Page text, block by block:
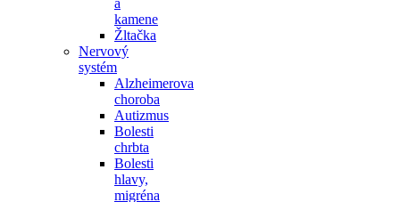
a
kamene
Žltačka
Nervový
systém
Alzheimerova
choroba
Autizmus
Bolesti
chrbta
Bolesti
hlavy,
migréna